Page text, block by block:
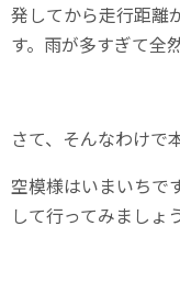
発してから走行距離
す。雨が多すぎて全
さて、そんなわけで
空模様はいまいちで
して行ってみましょ